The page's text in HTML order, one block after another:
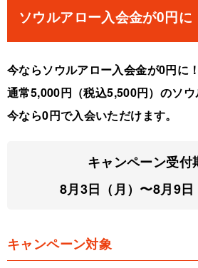
ソウルアロー入会金が0円に
今ならソウルアロー入会金が0円に！
通常5,000円（税込5,500円）のソウ
今なら0円で入会いただけます。
キャンペーン受付
8月3日（月）〜8月9
キャンペーン対象